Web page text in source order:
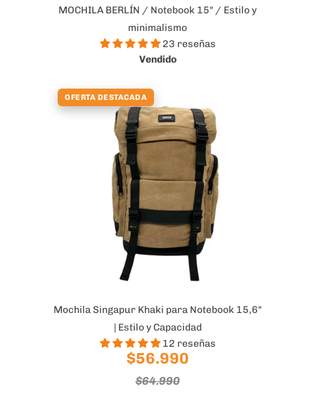
MOCHILA BERLÍN / Notebook 15" / Estilo y
minimalismo
23 reseñas
Vendido
OFERTA DESTACADA
Mochila Singapur Khaki para Notebook 15,6"
| Estilo y Capacidad
12 reseñas
$56.990
$64.990